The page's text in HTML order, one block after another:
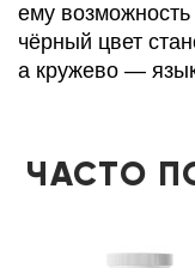
ему
чёрный цвет
а кружево —
ЧАСТО